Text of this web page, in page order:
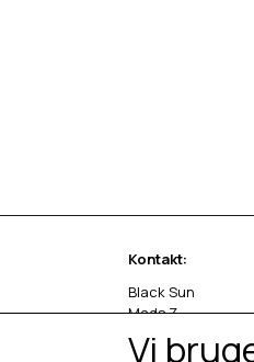
Kontakt:
Black Sun
Mads Z
Sivlandvænget 27 C
5260 Odense S
Vi